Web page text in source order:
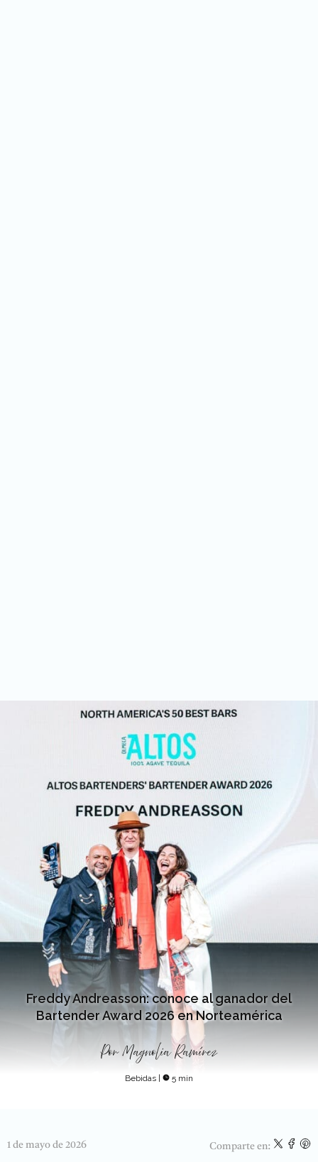
Freddy Andreasson: conoce al ganador del
Bartender Award 2026 en Norteamérica
Por Magnolia Ramírez
Bebidas | 5 min
1 de mayo de 2026 Comparte en: